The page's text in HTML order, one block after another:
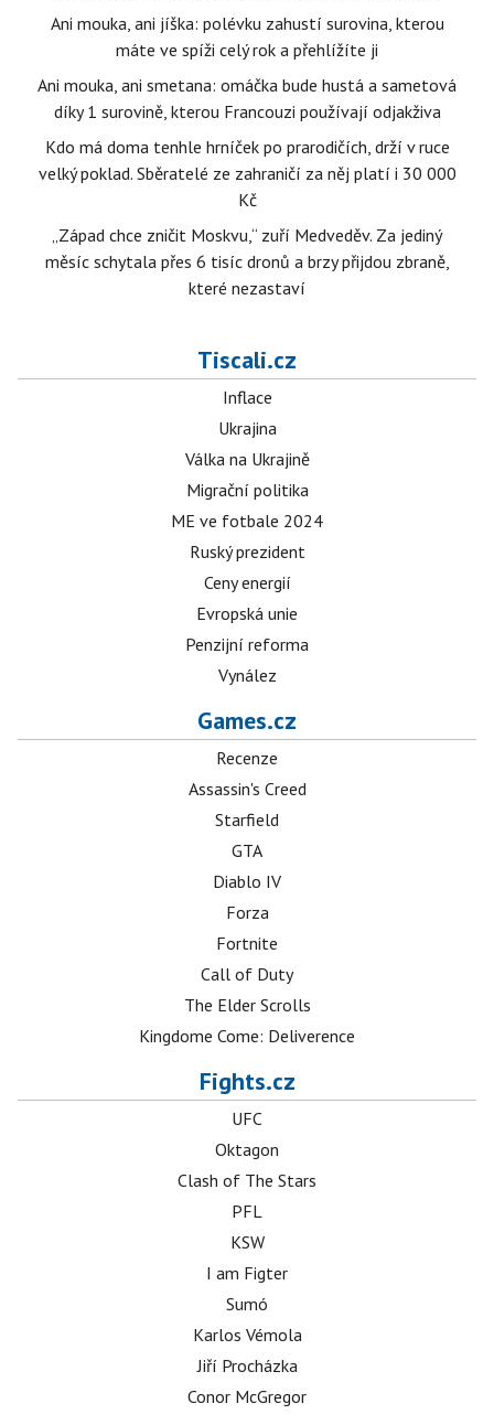
Ani mouka, ani jíška: polévku zahustí surovina, kterou
máte ve spíži celý rok a přehlížíte ji
Ani mouka, ani smetana: omáčka bude hustá a sametová
díky 1 surovině, kterou Francouzi používají odjakživa
Kdo má doma tenhle hrníček po prarodičích, drží v ruce
velký poklad. Sběratelé ze zahraničí za něj platí i 30 000
Kč
„Západ chce zničit Moskvu,“ zuří Medveděv. Za jediný
měsíc schytala přes 6 tisíc dronů a brzy přijdou zbraně,
které nezastaví
Tiscali.cz
Inflace
Ukrajina
Válka na Ukrajině
Migrační politika
ME ve fotbale 2024
Ruský prezident
Ceny energií
Evropská unie
Penzijní reforma
Vynález
Games.cz
Recenze
Assassin's Creed
Starfield
GTA
Diablo IV
Forza
Fortnite
Call of Duty
The Elder Scrolls
Kingdome Come: Deliverence
Fights.cz
UFC
Oktagon
Clash of The Stars
PFL
KSW
I am Figter
Sumó
Karlos Vémola
Jiří Procházka
Conor McGregor